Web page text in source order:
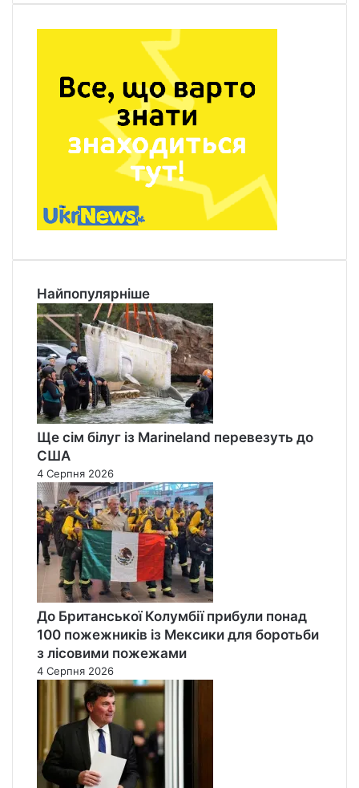
Найпопулярніше
Ще сім білуг із Marineland перевезуть до
США
4 Серпня 2026
До Британської Колумбії прибули понад
100 пожежників із Мексики для боротьби
з лісовими пожежами
4 Серпня 2026